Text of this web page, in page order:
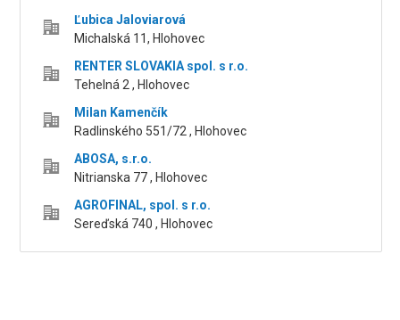
Ľubica Jaloviarová
Michalská 11, Hlohovec
RENTER SLOVAKIA spol. s r.o.
Tehelná 2 , Hlohovec
Milan Kamenčík
Radlinského 551/72 , Hlohovec
ABOSA, s.r.o.
Nitrianska 77 , Hlohovec
AGROFINAL, spol. s r.o.
Sereďská 740 , Hlohovec